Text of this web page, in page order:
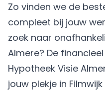
Zo vinden we de
compleet bij jouw
zoek naar
Almere? De
Hypotheek Visie
jouw plekje in